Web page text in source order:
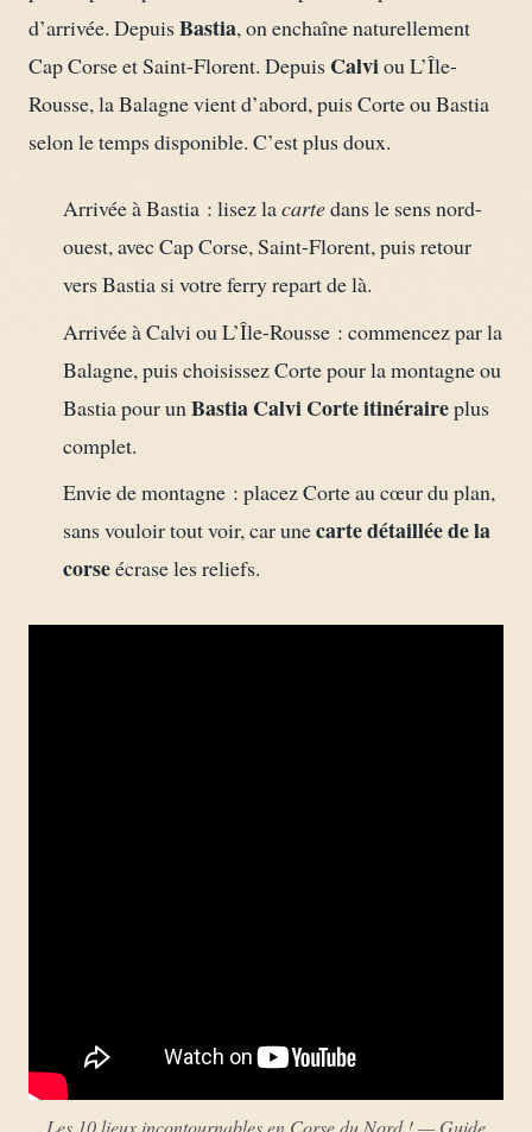
d’arrivée. DepuisBastia, on enchaîne naturellement
Cap Corse et Saint-Florent. Depuis Calviou L’Île-
Rousse, la Balagne vient d’abord, puis Corte ou Bastia
selon le temps disponible. C’est plus doux.
Arrivée à Bastia : lisez lacartedans le sens nord-
ouest, avec Cap Corse, Saint-Florent, puis retour
vers Bastia si votre ferry repart de là.
Arrivée à Calvi ou L’Île-Rousse : commencez par la
Balagne, puis choisissez Corte pour la montagne ou
Bastia pour un Bastia Calvi Corte itinéraireplus
complet.
Envie de montagne : placez Corte au cœur du plan,
sans vouloir tout voir, car unecarte détaillée de la
corseécrase les reliefs.
Les 10 lieux incontournables en Corse du Nord ! — Guide